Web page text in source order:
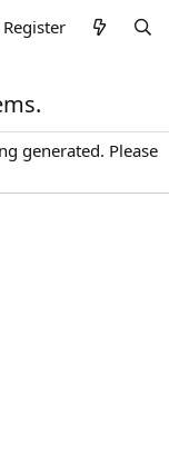
Register
generated. Please